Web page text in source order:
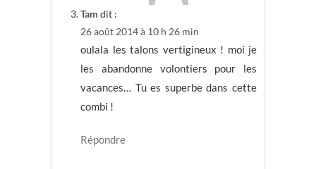
Tam dit :
26 août 2014 à 10 h 26 min
oulala les talons vertigineux ! moi je
les abandonne volontiers pour les
vacances… Tu es superbe dans cette
combi !
Répondre